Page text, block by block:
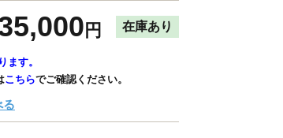
円 在庫あり
ます。
こちらでご確認ください。
る